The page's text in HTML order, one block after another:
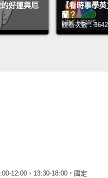
的好運與厄
【看時事學
蘭？
觀看次數：
12:00、13:30-18:00，國定